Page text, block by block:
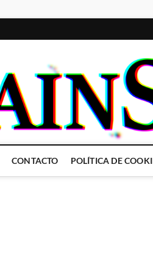
CONTACTO POLÍTICA DE